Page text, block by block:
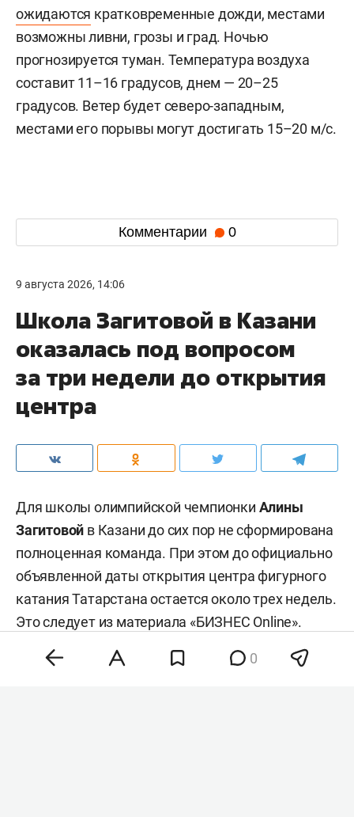
ожидаются кратковременные дожди, местами
возможны ливни, грозы и град. Ночью
прогнозируется туман. Температура воздуха
составит 11–16 градусов, днем — 20–25
градусов. Ветер будет северо-западным,
местами его порывы могут достигать 15–20 м/с.
Комментарии 0
9 августа 2026, 14:06
Школа Загитовой в Казани
оказалась под вопросом
за три недели до открытия
центра
Для школы олимпийской чемпионки Алины
Загитовой в Казани до сих пор не сформирована
полноценная команда. При этом до официально
объявленной даты открытия центра фигурного
катания Татарстана остается около трех недель.
Этоследуетиз материала «БИЗНЕС Online».
0